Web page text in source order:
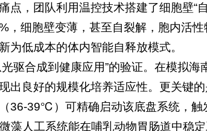
点，团队利用温控技术搭建了细胞壁“
，细胞壁变薄，甚至自裂解，胞内活
为低成本的体内智能自释放模式。
光驱合成到健康应用”的验证。在模拟
出良好的规模化培养适应性。更关键
36-39℃）可精确启动该底盘系统，
藻人工系统能在哺乳动物胃肠道中稳